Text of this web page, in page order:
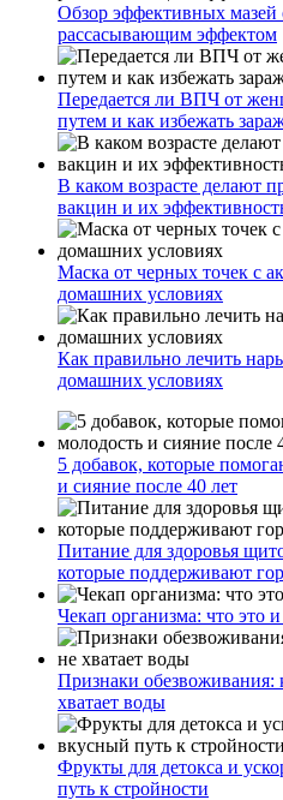
Обзор эффективных мазей
рассасывающим эффектом
Передается ли ВПЧ от
путем и как избежать
В каком возрасте делают
вакцин и их
Маска от черных точек с
домашних условиях
Как правильно лечить
домашних условиях
5 добавок, которые
и сияние после 40 лет
Питание для здоровья
которые поддерживают
Чекап организма: что это
Признаки обезвоживания:
хватает воды
Фрукты для детокса и
путь к стройности